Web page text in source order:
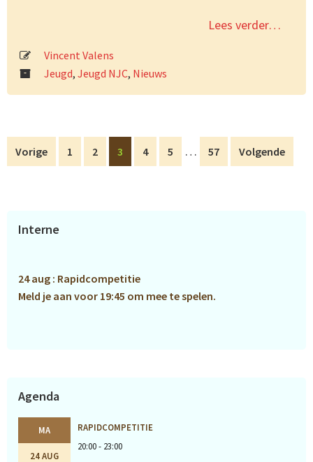
Lees verder…
Vincent Valens
Jeugd, Jeugd NJC, Nieuws
Vorige Pagina
1 Pagina
2 Pagina
3 Pagina
4 Pagina
5
Interim
pagina's
… Pagina
57 Volgende
Primaire
Interne
24 aug : Rapidcompetitie
Meld je aan voor 19:45 om mee te spelen.
Agenda
MA
24 AUG
RAPIDCOMPETITIE
20:00 - 23:00